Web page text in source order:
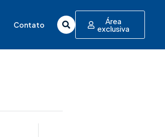
Contato Área
exclusiva